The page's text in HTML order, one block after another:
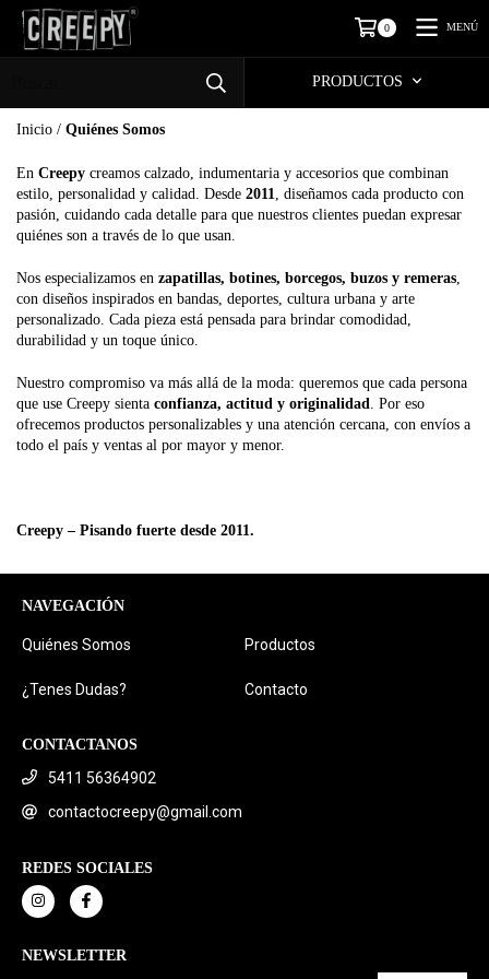
0 MENÚ
PRODUCTOS
Inicio / Quiénes Somos
En Creepy creamos calzado, indumentaria y accesorios que combinan
estilo, personalidad y calidad. Desde 2011, diseñamos cada producto con
pasión, cuidando cada detalle para que nuestros clientes puedan expresar
quiénes son a través de lo que usan.
Nos especializamos en zapatillas, botines, borcegos, buzos y remeras,
con diseños inspirados en bandas, deportes, cultura urbana y arte
personalizado. Cada pieza está pensada para brindar comodidad,
durabilidad y un toque único.
Nuestro compromiso va más allá de la moda: queremos que cada persona
que use Creepy sienta confianza, actitud y originalidad. Por eso
ofrecemos productos personalizables y una atención cercana, con envíos a
todo el país y ventas al por mayor y menor.
Creepy – Pisando fuerte desde 2011.
NAVEGACIÓN
Quiénes Somos Productos
¿Tenes Dudas? Contacto
CONTACTANOS
5411 56364902
contactocreepy@gmail.com
REDES SOCIALES
NEWSLETTER